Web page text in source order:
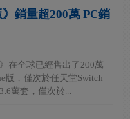
》銷量超200萬 PC銷
在全球已經售出了200萬
版，僅次於任天堂Switch
萬套，僅次於...